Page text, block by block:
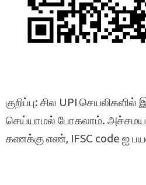
குறிப்பு: சில UPI
செய்யாமல் போகலாம்.
கணக்கு எண், IFSC code ஐ